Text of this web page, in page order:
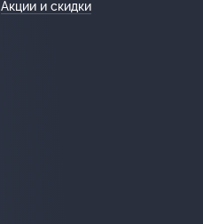
Акции и скидки